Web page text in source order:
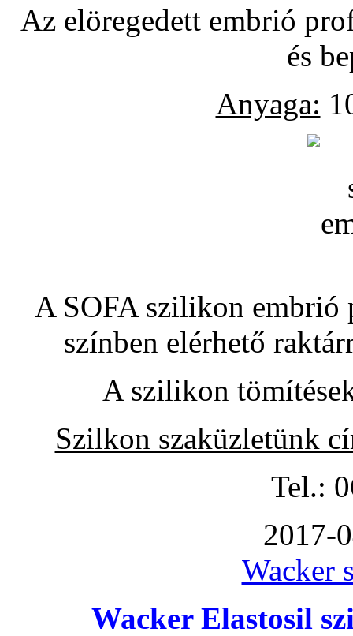
Az elöregedett embrió
és
Anyaga:
A SOFA szilikon embrió
színben elérhető
A szilikon
Szilkon szaküzletünk
Tel.:
2017-
Wacker
Wacker Elastosil